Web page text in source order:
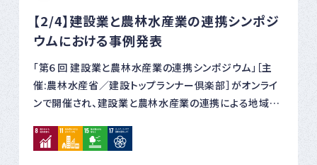
【2/4】建設業と農林水産業の連携シンポジ
ウムにおける事例発表
「第６回 建設業と農林水産業の連携シンポジウム」［主
催:農林水産省／建設トップランナー倶楽部］がオンライ
ンで開催され、建設業と農林水産業の連携による地域産
ポジウムにおける事例発表、ディスカッションへの登壇、
冊子への記事掲載の対応を行い、コロナ禍を経た現在の